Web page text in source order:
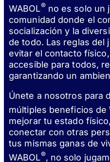
WABOL®no es solo un
comunidad donde el
socialización y la
de todo. Las reglas del
evitar el contacto
accesible para todos,
garantizando un
Únete a nosotros para
múltiples beneficios de
mejorar tu estado
conectar con otras
tus mismas ganas de
WABOL®, no solo